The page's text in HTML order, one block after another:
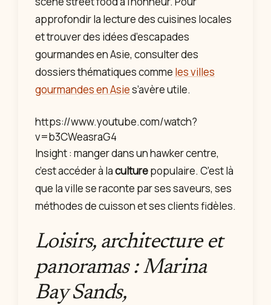
approfondir la lecture des cuisines locales
et trouver des idées d’escapades
gourmandes en Asie, consulter des
dossiers thématiques comme les villes
gourmandes en Asies’avère utile.
https://www.youtube.com/watch?
v=b3CWeasraG4
Insight : manger dans un hawker centre,
c’est accéder à laculturepopulaire. C’est là
que la ville se raconte par ses saveurs, ses
méthodes de cuisson et ses clients fidèles.
Loisirs, architecture et
panoramas : Marina
Bay Sands,